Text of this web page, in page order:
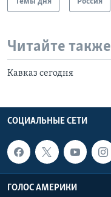
Читайте также
Кавказ сегодня
СОЦИАЛЬНЫЕ СЕТИ
ГОЛОС АМЕРИКИ